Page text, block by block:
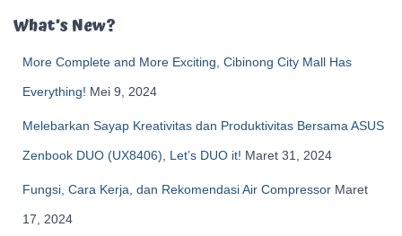
What’s New?
More Complete and More Exciting, Cibinong City Mall Has
Everything! Mei 9, 2024
Melebarkan Sayap Kreativitas dan Produktivitas Bersama ASUS
Zenbook DUO (UX8406), Let’s DUO it! Maret 31, 2024
Fungsi, Cara Kerja, dan Rekomendasi Air Compressor Maret
17, 2024